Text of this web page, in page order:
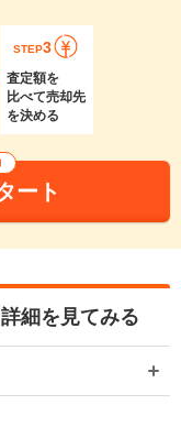
STEP3
査定額を
比べて売却先
を決める
ート
細を見てみる